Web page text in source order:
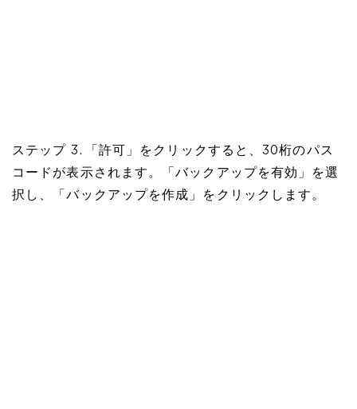
ステップ 3. 「許可」をクリックすると、30桁のパス
コードが表示されます。「バックアップを有効」を選
択し、「バックアップを作成」をクリックします。